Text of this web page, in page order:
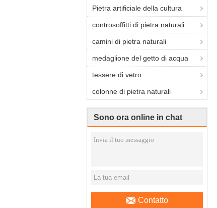
Pietra artificiale della cultura
controsoffitti di pietra naturali
camini di pietra naturali
medaglione del getto di acqua
tessere di vetro
colonne di pietra naturali
Sono ora online in chat
Contatto